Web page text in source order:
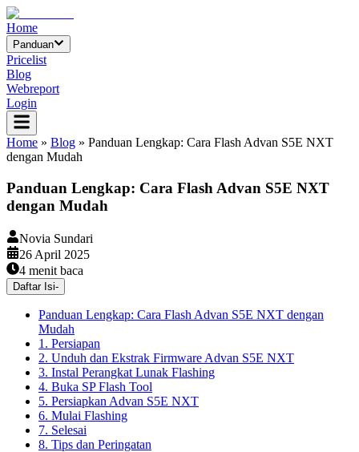
Home
Panduan
Pricelist
Blog
Webreport
Login
Home » Blog » Panduan Lengkap: Cara Flash Advan S5E NXT
dengan Mudah
Panduan Lengkap: Cara Flash Advan S5E NXT
dengan Mudah
Novia Sundari
26 April 2025
4 menit baca
Daftar Isi-
Panduan Lengkap: Cara Flash Advan S5E NXT dengan
Mudah
1. Persiapan
2. Unduh dan Ekstrak Firmware Advan S5E NXT
3. Instal Perangkat Lunak Flashing
4. Buka SP Flash Tool
5. Persiapkan Advan S5E NXT
6. Mulai Flashing
7. Selesai
8. Tips dan Peringatan